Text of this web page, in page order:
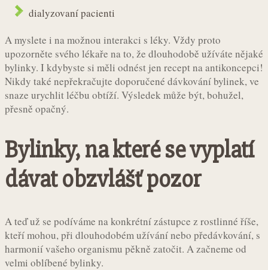
dialyzovaní pacienti
A myslete i na možnou interakci s léky. Vždy proto
upozorněte svého lékaře na to, že dlouhodobě užíváte nějaké
bylinky. I kdybyste si měli odnést jen recept na antikoncepci!
Nikdy také nepřekračujte doporučené dávkování bylinek, ve
snaze urychlit léčbu obtíží. Výsledek může být, bohužel,
přesně opačný.
Bylinky, na které se vyplatí
dávat obzvlášť pozor
A teď už se podíváme na konkrétní zástupce z rostlinné říše,
kteří mohou, při dlouhodobém užívání nebo předávkování, s
harmonií vašeho organismu pěkně zatočit. A začneme od
velmi oblíbené bylinky.